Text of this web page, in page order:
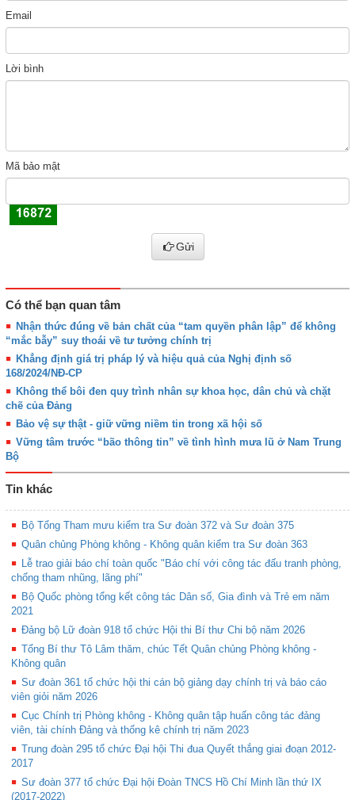
Email
Lời bình
Mã bảo mật
Gửi
Có thể bạn quan tâm
Nhận thức đúng về bản chất của “tam quyền phân lập” để không
“mắc bẫy” suy thoái về tư tưởng chính trị
Khẳng định giá trị pháp lý và hiệu quả của Nghị định số
168/2024/NĐ-CP
Không thể bôi đen quy trình nhân sự khoa học, dân chủ và chặt
chẽ của Đảng
Bảo vệ sự thật - giữ vững niềm tin trong xã hội số
Vững tâm trước “bão thông tin” về tình hình mưa lũ ở Nam Trung
Bộ
Tin khác
Bộ Tổng Tham mưu kiểm tra Sư đoàn 372 và Sư đoàn 375
Quân chủng Phòng không - Không quân kiểm tra Sư đoàn 363
Lễ trao giải báo chí toàn quốc "Báo chí với công tác đấu tranh phòng,
chống tham nhũng, lãng phí"
Bộ Quốc phòng tổng kết công tác Dân số, Gia đình và Trẻ em năm
2021
Đảng bộ Lữ đoàn 918 tổ chức Hội thi Bí thư Chi bộ năm 2026
Tổng Bí thư Tô Lâm thăm, chúc Tết Quân chủng Phòng không -
Không quân
Sư đoàn 361 tổ chức hội thi cán bộ giảng dạy chính trị và báo cáo
viên giỏi năm 2026
Cục Chính trị Phòng không - Không quân tập huấn công tác đảng
viên, tài chính Đảng và thống kê chính trị năm 2023
Trung đoàn 295 tổ chức Đại hội Thi đua Quyết thắng giai đoạn 2012-
2017
Sư đoàn 377 tổ chức Đại hội Đoàn TNCS Hồ Chí Minh lần thứ IX
(2017-2022)